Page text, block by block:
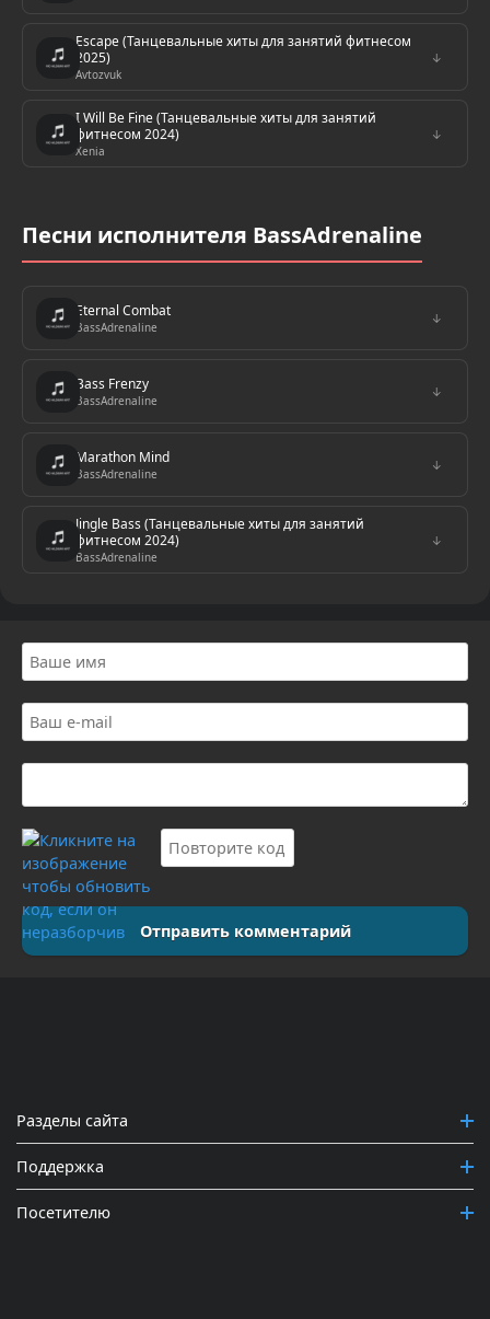
Escape (Танцевальные хиты для занятий фитнесом
2025)
Avtozvuk
↓
I Will Be Fine (Танцевальные хиты для занятий
фитнесом 2024)
Xenia
↓
Песни исполнителя BassAdrenaline
Eternal Combat
BassAdrenaline
↓
Bass Frenzy
BassAdrenaline
↓
Marathon Mind
BassAdrenaline
↓
Jingle Bass (Танцевальные хиты для занятий
фитнесом 2024)
BassAdrenaline
↓
Отправить комментарий
Разделы сайта
Поддержка
Посетителю